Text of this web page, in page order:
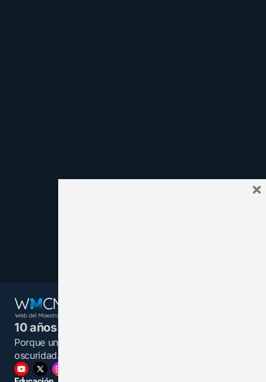
10 años juntos y más unidos.
Porque un maestro informado es una luz en la
oscuridad.
×